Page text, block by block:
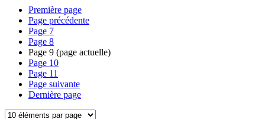
Première page
Page précédente
Page 7
Page 8
Page 9 (page actuelle)
Page 10
Page 11
Page suivante
Dernière page